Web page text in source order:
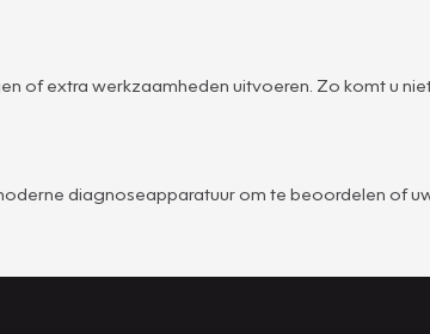
of extra werkzaamheden uitvoeren. Zo komt u
diagnoseapparatuur om te beoordelen of